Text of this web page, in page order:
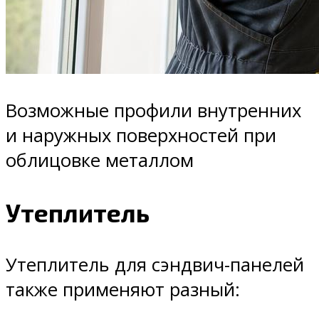
Возможные профили внутренних
и наружных поверхностей при
облицовке металлом
Утеплитель
Утеплитель для сэндвич-панелей
также применяют разный: